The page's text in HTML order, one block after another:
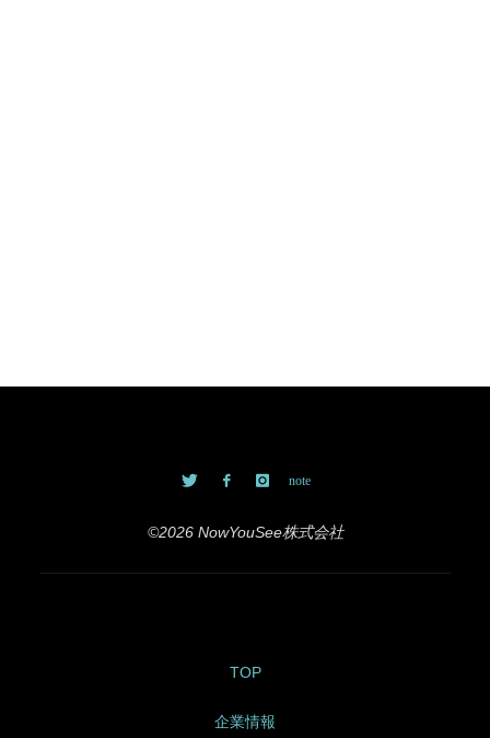
©2026 NowYouSee株式会社
TOP
企業情報